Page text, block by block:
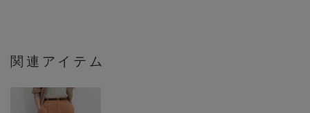
関連アイテム